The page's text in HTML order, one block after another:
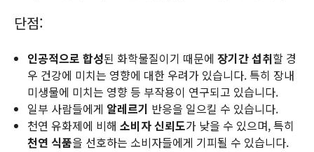
단점:
인공적으로 합성된 화학물질이기 때문에 장기간 섭취할 경
우 건강에 미치는 영향에 대한 우려가 있습니다. 특히 장내
미생물에 미치는 영향 등 부작용이 연구되고 있습니다.
일부 사람들에게 알레르기 반응을 일으킬 수 있습니다.
천연 유화제에 비해 소비자 신뢰도가 낮을 수 있으며, 특히
천연 식품을 선호하는 소비자들에게 기피될 수 있습니다.